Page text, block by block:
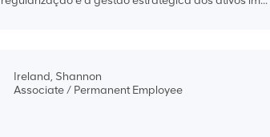
Ireland, Shannon
Associate / Permanent Employee